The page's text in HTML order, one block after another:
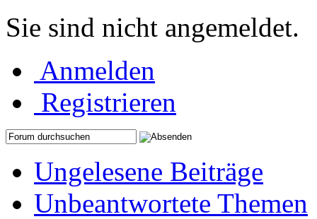
Sie sind nicht angemeldet.
Anmelden
Registrieren
Ungelesene Beiträge
Unbeantwortete Themen